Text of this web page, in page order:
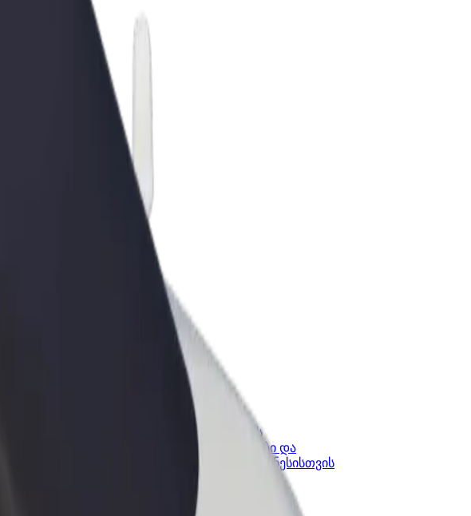
Bolt ბიზნესისთვის
Bolt-ის პროდუქტები და
სერვისები, შენი ბიზნესისთვის